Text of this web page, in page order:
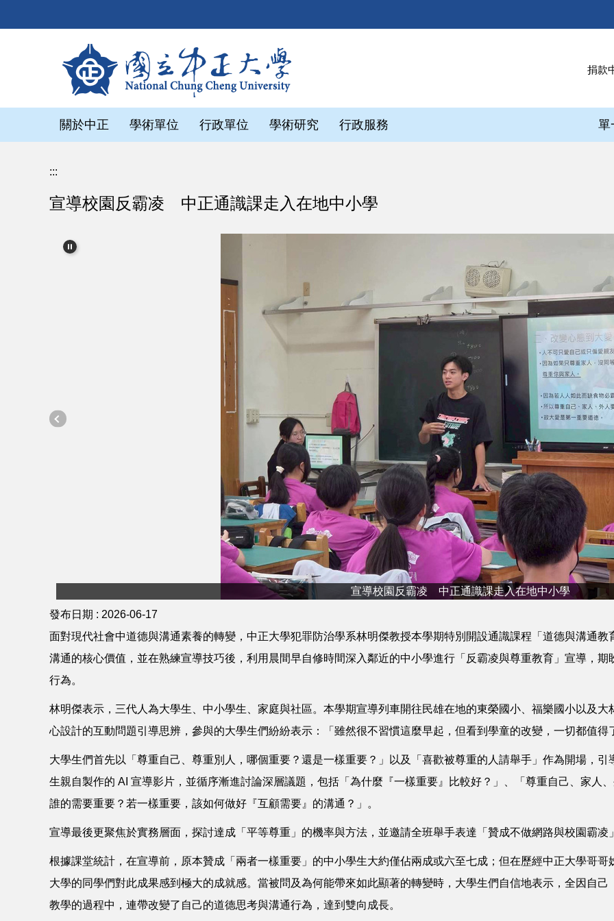
到
區
捐款
關於中正 學術單位 行政單位 學術研究 行政服務 單
:::
宣導校園反霸凌 中正通識課走入在地中小學
宣導校園反霸凌 中正通識課走入在地中小學
發布日期 : 2026-06-17
面對現代社會中道德與溝通素養的轉變，中正大學犯罪防治學系林明傑教授本學期特別開設通識課程「道德與溝通
溝通的核心價值，並在熟練宣導技巧後，利用晨間早自修時間深入鄰近的中小學進行「反霸凌與尊重教育」宣導，
行為。
林明傑表示，三代人為大學生、中小學生、家庭與社區。本學期宣導列車開往民雄在地的東榮國小、福樂國小以及
心設計的互動問題引導思辨，參與的大學生們紛紛表示：「雖然很不習慣這麼早起，但看到學童的改變，一切都值得
大學生們首先以「尊重自己、尊重別人，哪個重要？還是一樣重要？」以及「喜歡被尊重的人請舉手」作為開場，
生親自製作的 AI 宣導影片，並循序漸進討論深層議題，包括「為什麼『一樣重要』比較好？」、「尊重自己、家人
誰的需要重要？若一樣重要，該如何做好『互顧需要』的溝通？」。
宣導最後更聚焦於實務層面，探討達成「平等尊重」的機率與方法，並邀請全班舉手表達「贊成不做網路與校園霸
根據課堂統計，在宣導前，原本贊成「兩者一樣重要」的中小學生大約僅佔兩成或六至七成；但在歷經中正大學哥
大學的同學們對此成果感到極大的成就感。當被問及為何能帶來如此顯著的轉變時，大學生們自信地表示，全因自
教學的過程中，連帶改變了自己的道德思考與溝通行為，達到雙向成長。